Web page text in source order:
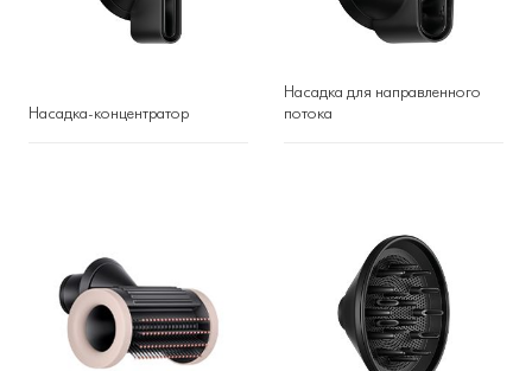
Насадка-концентратор
Насадка для направленного
потока